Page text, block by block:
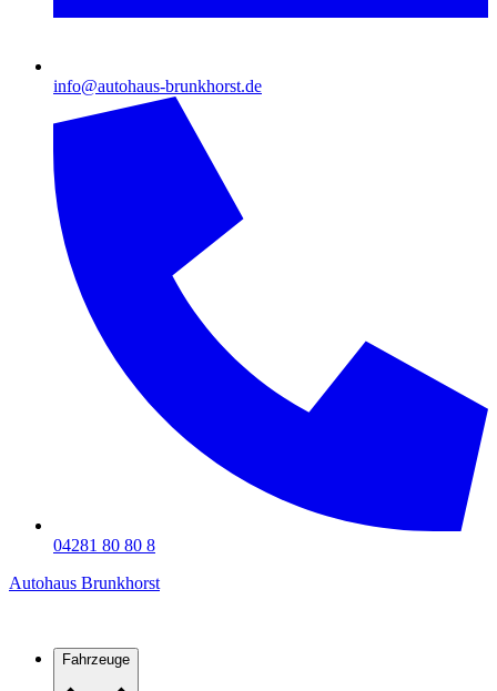
info@autohaus-brunkhorst.de
04281 80 80 8
Autohaus Brunkhorst
Fahrzeuge